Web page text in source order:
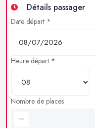
Détails passager
Date départ *
Heure départ *
Nombre de places